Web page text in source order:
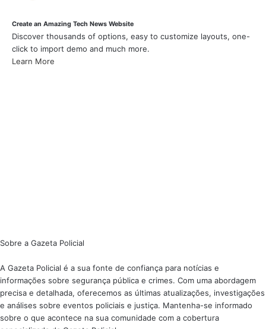
Create an Amazing Tech News Website
Discover thousands of options, easy to customize layouts, one-
click to import demo and much more.
Learn More
Sobre a Gazeta Policial
A Gazeta Policial é a sua fonte de confiança para notícias e
informações sobre segurança pública e crimes. Com uma abordagem
precisa e detalhada, oferecemos as últimas atualizações, investigações
e análises sobre eventos policiais e justiça. Mantenha-se informado
sobre o que acontece na sua comunidade com a cobertura